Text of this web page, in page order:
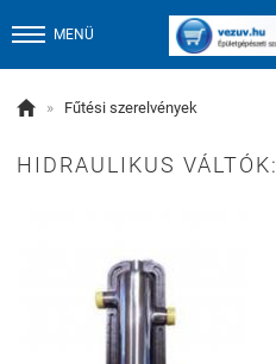
MENÜ
 » Fűtési szerelvények
HIDRAULIKUS VÁLTÓK: